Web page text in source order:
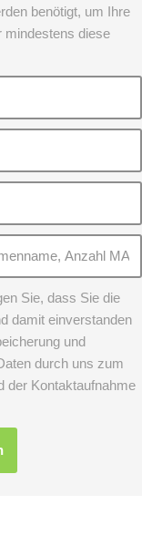
benötigt, um Ihre
mindestens diese
Sie, dass Sie die
damit einverstanden
und
durch uns zum
der Kontaktaufnahme